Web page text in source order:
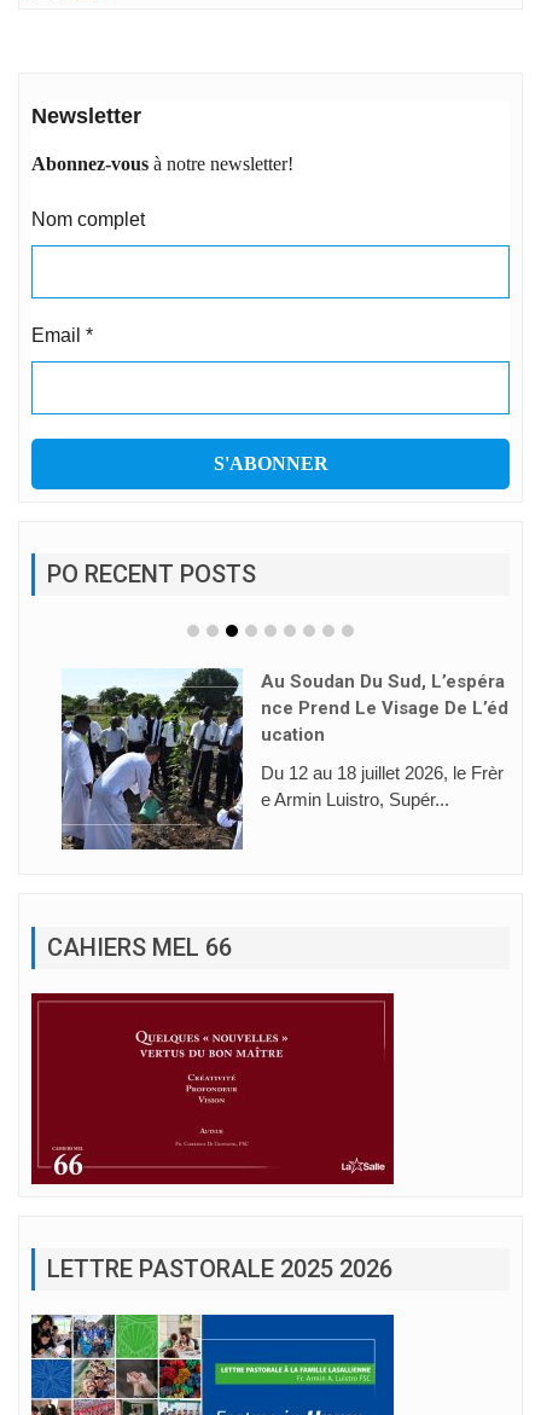
Newsletter
Abonnez-vous à notre newsletter!
Nom complet
Email *
PO RECENT POSTS
Au Soudan Du Sud, L’espéra
Nce Prend Le Visage De L’éd
Ucation
Du 12 au 18 juillet 2026, le Frèr
e Armin Luistro, Supér...
CAHIERS MEL 66
LETTRE PASTORALE 2025 2026